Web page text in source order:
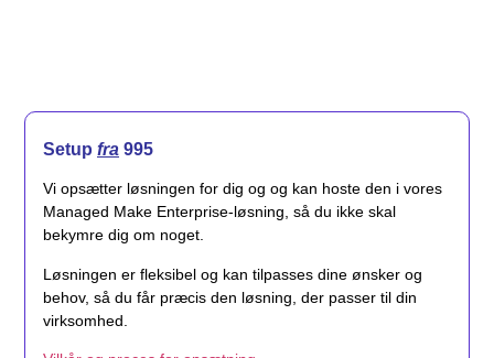
Setup fra 995
Vi opsætter løsningen for dig og og kan hoste den i vores
Managed Make Enterprise-løsning, så du ikke skal
bekymre dig om noget.
Løsningen er fleksibel og kan tilpasses dine ønsker og
behov, så du får præcis den løsning, der passer til din
virksomhed.